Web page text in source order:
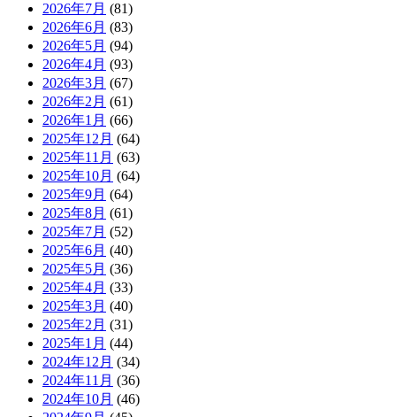
2026年7月 (81)
2026年6月 (83)
2026年5月 (94)
2026年4月 (93)
2026年3月 (67)
2026年2月 (61)
2026年1月 (66)
2025年12月 (64)
2025年11月 (63)
2025年10月 (64)
2025年9月 (64)
2025年8月 (61)
2025年7月 (52)
2025年6月 (40)
2025年5月 (36)
2025年4月 (33)
2025年3月 (40)
2025年2月 (31)
2025年1月 (44)
2024年12月 (34)
2024年11月 (36)
2024年10月 (46)